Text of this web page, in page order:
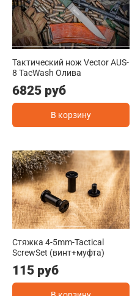
Тактический нож Vector AUS-
8 TacWash Олива
6825 руб
В корзину
Стяжка 4-5mm-Tactical
ScrewSet (винт+муфта)
115 руб